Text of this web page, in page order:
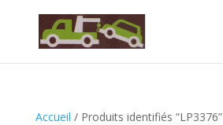
Accueil / Produits identifiés “LP3376”